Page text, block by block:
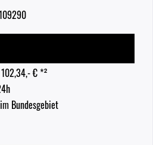
€ *²
Bundesgebiet